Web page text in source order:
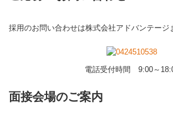
採用のお問い合わせは株式会社アドバンテージ
電話受付時間 9:00～
面接会場のご案内